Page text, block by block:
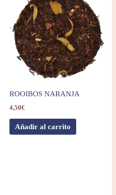
ROOIBOS NARANJA
4,50€
Añadir al carrito